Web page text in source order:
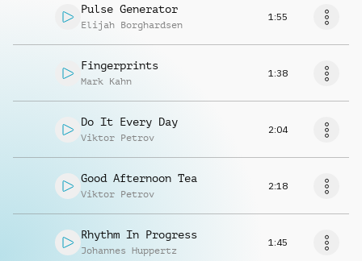
Pulse Generator
Elijah Borghardsen
1:55
Fingerprints
Mark Kahn
1:38
Do It Every Day
Viktor Petrov
2:04
Good Afternoon Tea
Viktor Petrov
2:18
Rhythm In Progress
Johannes Huppertz
1:45